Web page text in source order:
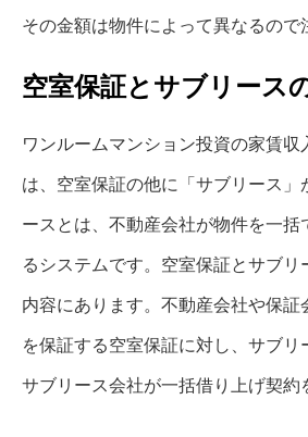
その金額は物件によって異なるので
空室保証とサブリース
ワンルームマンション投資の家賃収
は、空室保証の他に「サブリース」
ースとは、不動産会社が物件を一括
るシステムです。空室保証とサブリ
内容にあります。不動産会社や保証
を保証する空室保証に対し、サブリ
サブリース会社が一括借り上げ契約